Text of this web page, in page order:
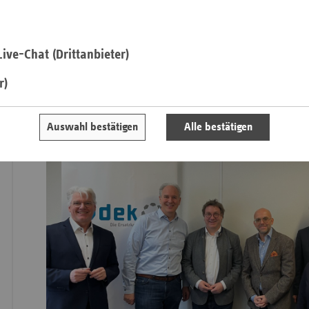
Chat (Drittanbieter)
Auswahl bestätigen Alle bestätigen
der Krankenhausstrukturfonds für zehn Jahre aus der